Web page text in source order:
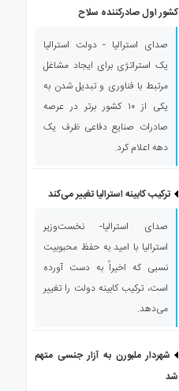
کشور اول صادرکننده سلاح
صدای استرالیا - دولت استرالیا
یک استراتژی برای ایجاد مشاغل
مرتبط با فناوری و تبدیل شدن به
یکی از ۱۰ کشور برتر در عرصه
صادرات صنایع دفاعی ظرف یک
دهه اعلام کرد.
ترکیب کابینه استرالیا تغییر می‌کند
صدای استرالیا- نخست‌وزیر
استرالیا با امید به حفظ محبوبیت
نسبی که اخیراً به دست آورده
است، ترکیب کابینه دولت را تغییر
می‌دهد.
شهردار ملبورن به آزار جنسی متهم
شد